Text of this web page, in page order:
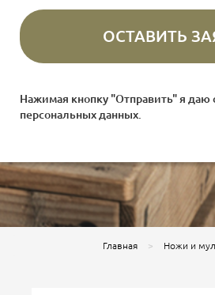
Нажимая кнопку "Отправить" я даю
персональных данных
Главная Ножи и